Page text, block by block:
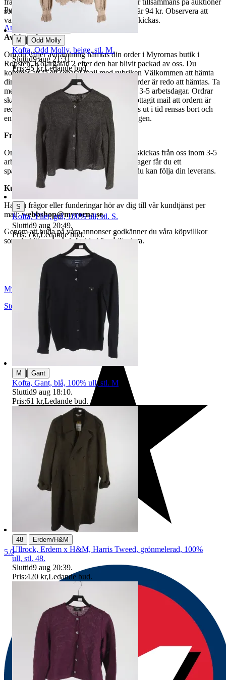
fraktpriset. Vi samfraktar upp till fyra varor tillsammans på auktioner
som avslutas samma dag. Samfraktspriset är 94 kr. Observera att
varor märkta endast avhämtning inte kan skickas.
Avhämtning
Om du väljer avhämtning hämtas din order i Myrornas butik i
Ropsten, Kolargatan 2 efter den har blivit packad av oss. Du
kommer att få ett separat mail med rubriken Välkommen att hämta
din order på Myrorna i Ropsten! när din order är redo att hämtas. Ta
med legitimation. Hanteringstiden är cirka 3-5 arbetsdagar. Ordrar
ska hämtas senast 7 dagar efter att man mottagit mail att ordern är
redo för avhämtning. Ordrar som ej hämtas ut i tid rensas bort och
en avgift på 84 kr dras av från återbetalningen.
Frakt
Om du har valt frakt kommer din vara att skickas från oss inom 3-5
arbetsdagar. När din vara har lämnat vårt lager får du ett
spårningsnummer av DSV inom kort där du kan följa din leverans.
Kundservice
Har du frågor eller funderingar hör av dig till vår kundtjänst per
mail:webbshop@myrorna.se.
Genom att buda på våra annonser godkänner du våra köpvillkor
som du hittar på vår infosida här på Tradera.
Publicerad
5 jun 20:22
Anmäl
Myrorna
Stockholm ,
5.0
M | Odd Molly
Kofta, Odd Molly, beige, stl. M.
Sluttid9 aug 21:31.
Pris:45 kr,Ledande bud.
S
Kofta, Yllet, grå, 100% ull, stl. S.
Sluttid9 aug 20:49.
Pris:5 kr,Ledande bud.
M | Gant
Kofta, Gant, blå, 100% ull, stl. M
Sluttid9 aug 18:10.
Pris:61 kr,Ledande bud.
48 | Erdem/H&M
Ullrock, Erdem x H&M, Harris Tweed, grönmelerad, 100%
ull, stl. 48.
Sluttid9 aug 20:39.
Pris:420 kr,Ledande bud.